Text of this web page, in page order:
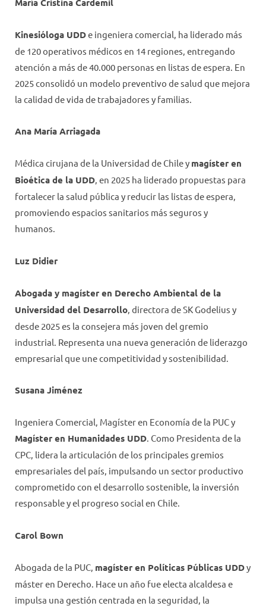
Kinesióloga UDDe ingeniera comercial, ha liderado más
de 120 operativos médicos en 14 regiones, entregando
atención a más de 40.000 personas en listas de espera. En
2025 consolidó un modelo preventivo de salud que mejora
la calidad de vida de trabajadores y familias.
Ana María Arriagada
Médica cirujana de la Universidad de Chile y magíster en
Bioética de la UDD, en 2025 ha liderado propuestas para
fortalecer la salud pública y reducir las listas de espera,
promoviendo espacios sanitarios más seguros y
humanos.
Luz Didier
Abogada y magíster en Derecho Ambiental de la
Universidad del Desarrollo, directora de SK Godelius y
desde 2025 es la consejera más joven del gremio
industrial. Representa una nueva generación de liderazgo
empresarial que une competitividad y sostenibilidad.
Susana Jiménez
Ingeniera Comercial, Magíster en Economía de la PUC y
Magíster en Humanidades UDD. Como Presidenta de la
CPC, lidera la articulación de los principales gremios
empresariales del país, impulsando un sector productivo
comprometido con el desarrollo sostenible, la inversión
responsable y el progreso social en Chile.
Carol Bown
Abogada de la PUC, magíster en Políticas Públicas UDDy
máster en Derecho. Hace un año fue electa alcaldesa e
impulsa una gestión centrada en la seguridad, la